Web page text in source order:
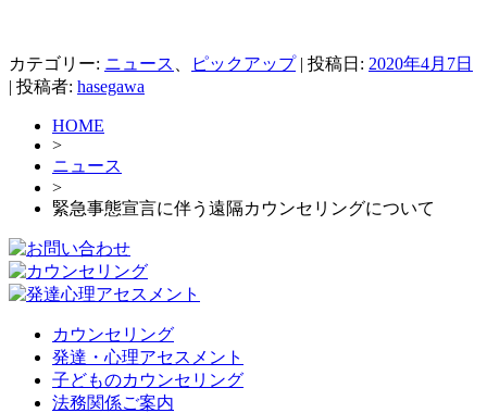
カテゴリー: ニュース ピックアップ| 投稿日: 2020年4月7日
| 投稿者: hasegawa
HOME
>
ニュース
>
緊急事態宣言に伴う遠隔カウンセリングについて
カウンセリング
発達・心理アセスメント
子どものカウンセリング
法務関係ご案内